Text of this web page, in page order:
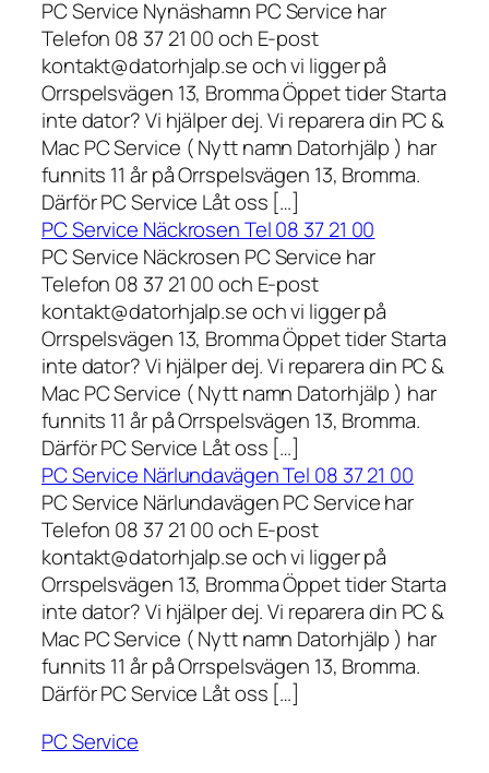
PC Service Nynäshamn PC Service har
Telefon 08 37 21 00 och E-post
kontakt@datorhjalp.se och vi ligger på
Orrspelsvägen 13, Bromma Öppet tider Starta
inte dator? Vi hjälper dej. Vi reparera din PC &
Mac PC Service ( Nytt namn Datorhjälp ) har
funnits 11 år på Orrspelsvägen 13, Bromma.
Därför PC Service Låt oss […]
PC Service Näckrosen Tel 08 37 21 00
PC Service Näckrosen PC Service har
Telefon 08 37 21 00 och E-post
kontakt@datorhjalp.se och vi ligger på
Orrspelsvägen 13, Bromma Öppet tider Starta
inte dator? Vi hjälper dej. Vi reparera din PC &
Mac PC Service ( Nytt namn Datorhjälp ) har
funnits 11 år på Orrspelsvägen 13, Bromma.
Därför PC Service Låt oss […]
PC Service Närlundavägen Tel 08 37 21 00
PC Service Närlundavägen PC Service har
Telefon 08 37 21 00 och E-post
kontakt@datorhjalp.se och vi ligger på
Orrspelsvägen 13, Bromma Öppet tider Starta
inte dator? Vi hjälper dej. Vi reparera din PC &
Mac PC Service ( Nytt namn Datorhjälp ) har
funnits 11 år på Orrspelsvägen 13, Bromma.
Därför PC Service Låt oss […]
PC Service